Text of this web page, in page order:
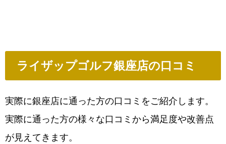
ライザップゴルフ銀座店の口コミ
実際に銀座店に通った方の口コミをご紹介します。
実際に通った方の様々な口コミから満足度や改善点
が見えてきます。